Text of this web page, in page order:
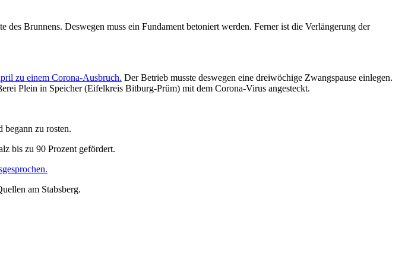
Brunnens. Deswegen muss ein Fundament betoniert werden. Ferner ist die Verlängerung der
zu einem Corona-Ausbruch. Der Betrieb musste deswegen eine dreiwöchige Zwangspause einlegen.
Plein in Speicher (Eifelkreis Bitburg-Prüm) mit dem Corona-Virus angesteckt.
begann zu rosten.
bis zu 90 Prozent gefördert.
am Stabsberg.